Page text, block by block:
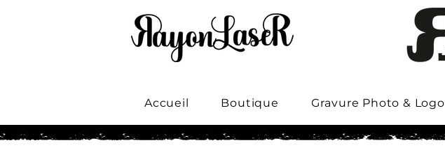
Accueil Boutique Gravure Photo & Logo